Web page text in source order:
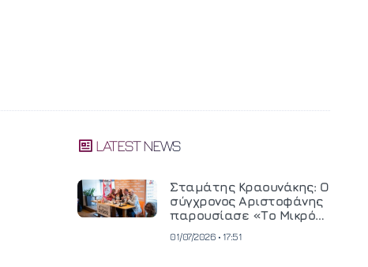
LATEST NEWS
Σταμάτης Κραουνάκης: Ο
σύγχρονος Αριστοφάνης
παρουσίασε «Το Μικρό
01/07/2026 • 17:51